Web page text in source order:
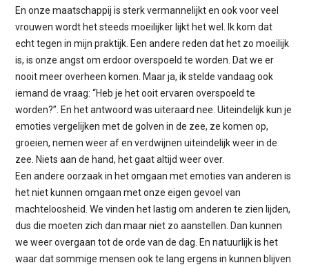
En onze maatschappij is sterk vermannelijkt en ook voor veel
vrouwen wordt het steeds moeilijker lijkt het wel. Ik kom dat
echt tegen in mijn praktijk. Een andere reden dat het zo moeilijk
is, is onze angst om erdoor overspoeld te worden. Dat we er
nooit meer overheen komen. Maar ja, ik stelde vandaag ook
iemand de vraag: “Heb je het ooit ervaren overspoeld te
worden?”. En het antwoord was uiteraard nee. Uiteindelijk kun je
emoties vergelijken met de golven in de zee, ze komen op,
groeien, nemen weer af en verdwijnen uiteindelijk weer in de
zee. Niets aan de hand, het gaat altijd weer over.
Een andere oorzaak in het omgaan met emoties van anderen is
het niet kunnen omgaan met onze eigen gevoel van
machteloosheid. We vinden het lastig om anderen te zien lijden,
dus die moeten zich dan maar niet zo aanstellen. Dan kunnen
we weer overgaan tot de orde van de dag. En natuurlijk is het
waar dat sommige mensen ook te lang ergens in kunnen blijven